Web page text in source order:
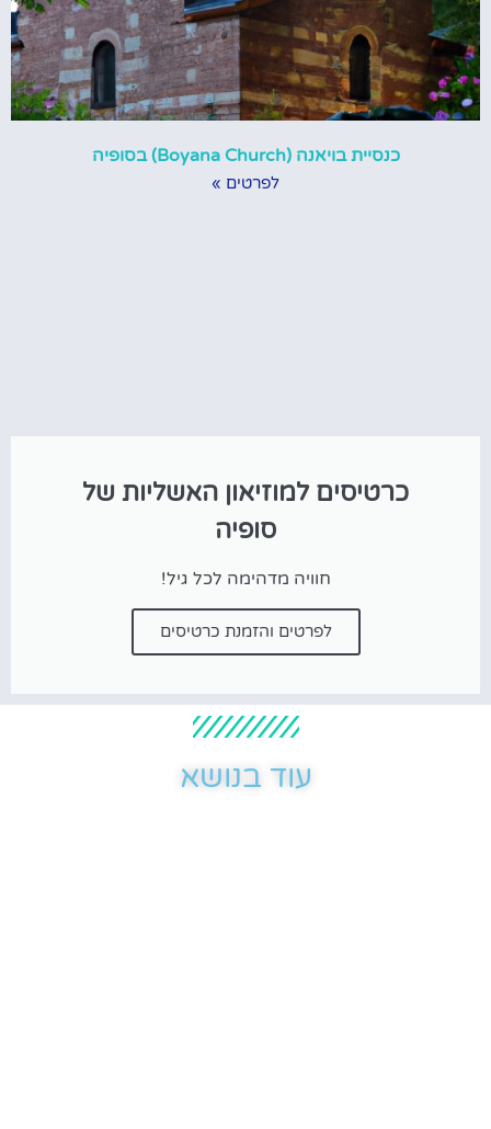
כנסיית בויאנה (Boyana Church) בסופיה
לפרטים »
כרטיסים למוזיאון האשליות של
סופיה
חוויה מדהימה לכל גיל!
לפרטים והזמנת כרטיסים
עוד בנושא